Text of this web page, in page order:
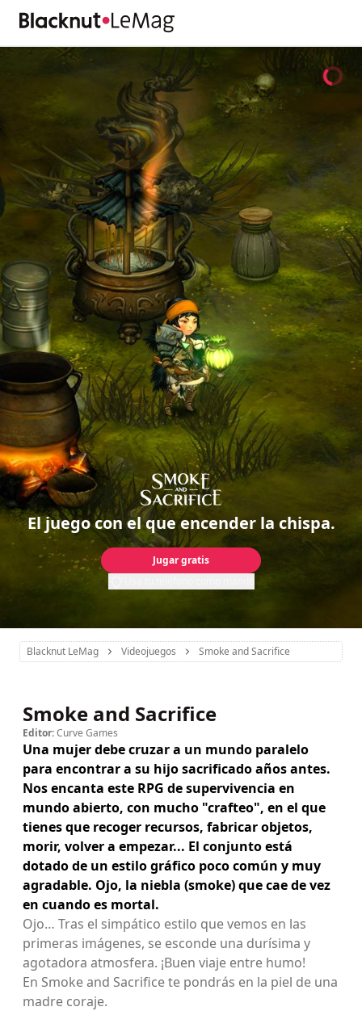
El juego con el que encender la chispa.
Jugar gratis
Blacknut LeMag Videojuegos Smoke and Sacrifice
Smoke and Sacrifice
Editor:Curve Games
Una mujer debe cruzar a un mundo paralelo
para encontrar a su hijo sacrificado años antes.
Nos encanta este RPG de supervivencia en
mundo abierto, con mucho "crafteo", en el que
tienes que recoger recursos, fabricar objetos,
morir, volver a empezar... El conjunto está
dotado de un estilo gráfico poco común y muy
agradable. Ojo, la niebla (smoke) que cae de vez
en cuando es mortal.
Ojo… Tras el simpático estilo que vemos en las
primeras imágenes, se esconde una durísima y
agotadora atmosfera. ¡Buen viaje entre humo!
En Smoke and Sacrifice te pondrás en la piel de una
madre coraje.